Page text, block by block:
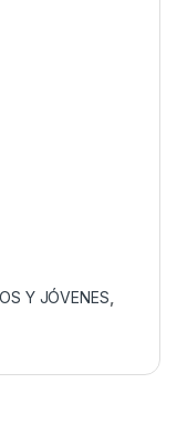
Y JÓVENES